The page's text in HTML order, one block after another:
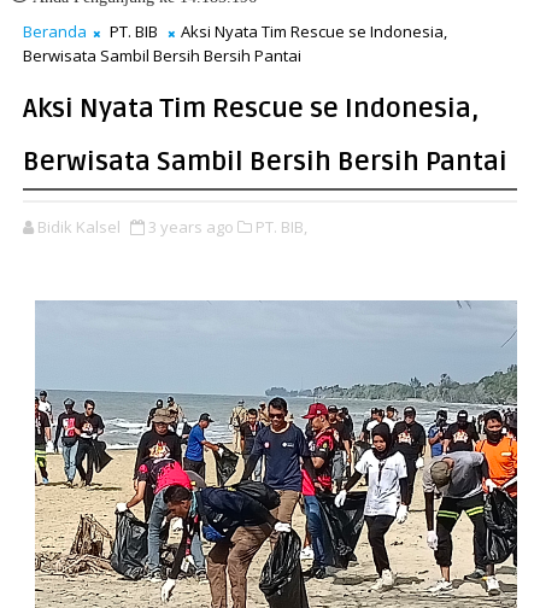
Beranda PT. BIB
Aksi Nyata Tim Rescue se Indonesia,
Berwisata Sambil Bersih Bersih Pantai
Aksi Nyata Tim Rescue se Indonesia,
Berwisata Sambil Bersih Bersih Pantai
Bidik Kalsel 3 years ago PT. BIB,